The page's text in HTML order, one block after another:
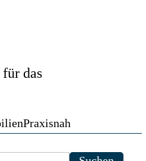
das
Praxisnah